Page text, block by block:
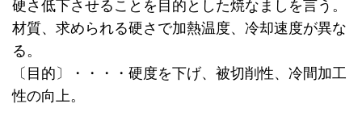
硬さ低下させることを目的とした焼なましを言う。
材質、求められる硬さで加熱温度、冷却速度が異な
る。
〔目的〕・・・・硬度を下げ、被切削性、冷間加工
性の向上。